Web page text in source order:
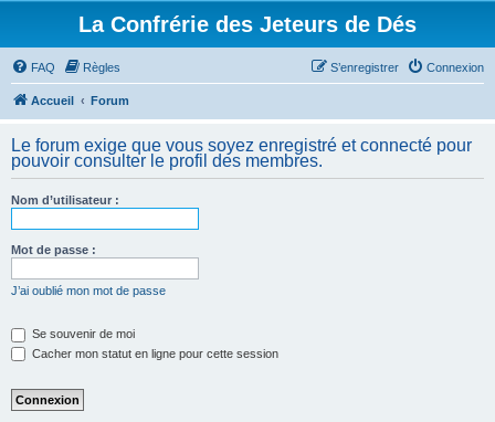
La Confrérie des Jeteurs de Dés
FAQ Règles Connexion
S’enregistrer
Accueil Forum
Le forum exige que vous soyez enregistré et connecté pour
pouvoir consulter le profil des membres.
Nom d’utilisateur :
Mot de passe :
J’ai oublié mon mot de passe
Se souvenir de moi
Cacher mon statut en ligne pour cette session